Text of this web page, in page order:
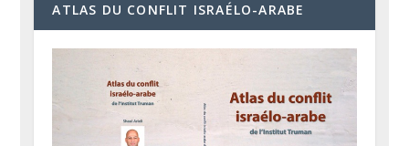
ATLAS DU CONFLIT ISRAÉLO-ARABE